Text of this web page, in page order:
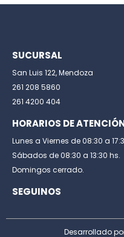
SUCURSAL
San Luis 122, Mendoza
261 208 5860
261 4200 404
HORARIOS DE
Lunes a Viernes de 08:30 a
Sábados de 08:30 a 13:30 hs.
Domingos cerrado.
SEGUINOS
Desarrollado